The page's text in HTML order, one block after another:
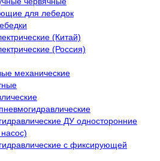
для лебедок
(Китай)
(Россия)
механические
ДУ односторонние
с фиксирующей